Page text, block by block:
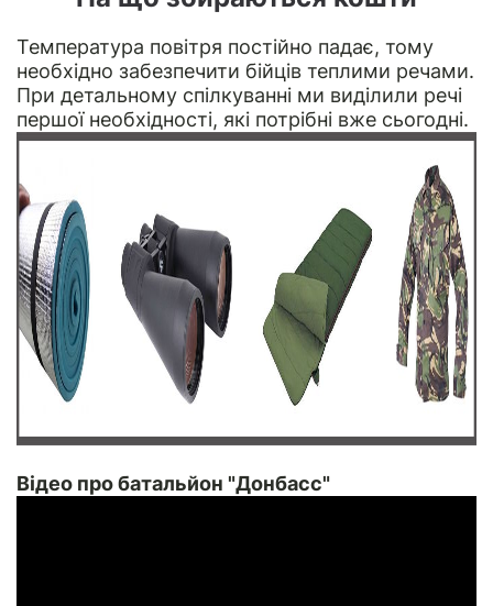
Температура повітря постійно падає, тому
необхідно забезпечити бійців теплими речами.
При детальному спілкуванні ми виділили речі
першої необхідності, які потрібні вже сьогодні.
Відео про батальйон "Донбасс"